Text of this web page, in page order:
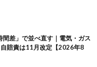
間差」で並べ直す｜電気・ガス
賠責は11月改定【2026年8